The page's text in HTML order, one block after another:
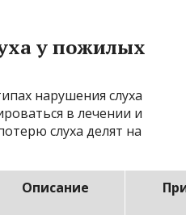
у пожилых
нарушения слуха
в лечении и
слуха делят на
Описание